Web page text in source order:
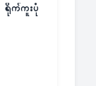
ရိုက်ကူးပုံ